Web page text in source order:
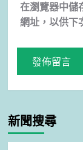
在瀏覽器中儲
網址，以供下
新聞搜尋